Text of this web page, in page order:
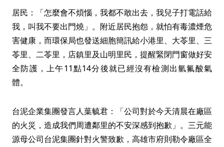
居民：「怎麼會不煩惱，我都不敢出去，我兒子打電話給
我，叫我不要出門燒」。附近居民抱怨，就怕有毒濃煙危
害健康，而環保局也發送細胞簡訊給小港里、大苓里、三
苓里、二苓里，店鎮里及山明里民，提醒緊閉門窗做好安
全防護，上午11點14分後就已經沒有檢測出氫氟酸氣
體。
台泥企業集團發言人葉毓君：「公司對於今天清晨在廠區
的火災，造成我們周遭鄰里的不安深感到抱歉」。三元能
源母公司台泥集團針對火警致歉，高雄市府則勒令廠區全